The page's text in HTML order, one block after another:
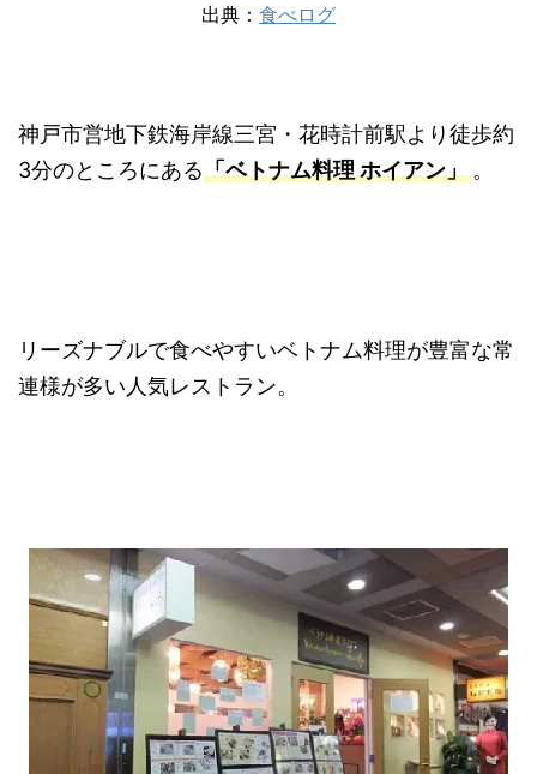
出典： 食べログ
神戸市営地下鉄海岸線三宮・花時計前駅より徒歩約
3分のところにある「ベトナム料理 ホイアン」。
リーズナブルで食べやすいベトナム料理が豊富な常
連様が多い人気レストラン。